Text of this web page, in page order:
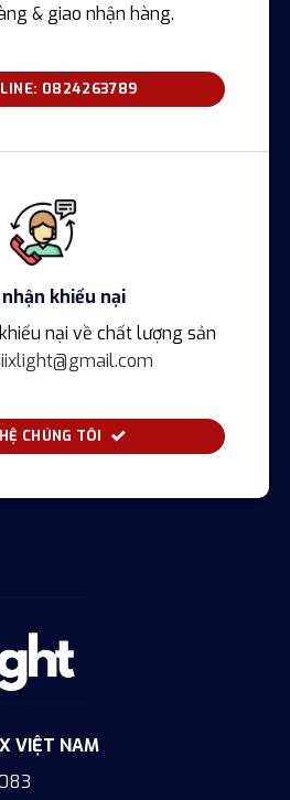
& giao nhận hàng.
0824263789
khiếu nại
nại về chất lượng sản
CHÚNG TÔI
VIỆT NAM